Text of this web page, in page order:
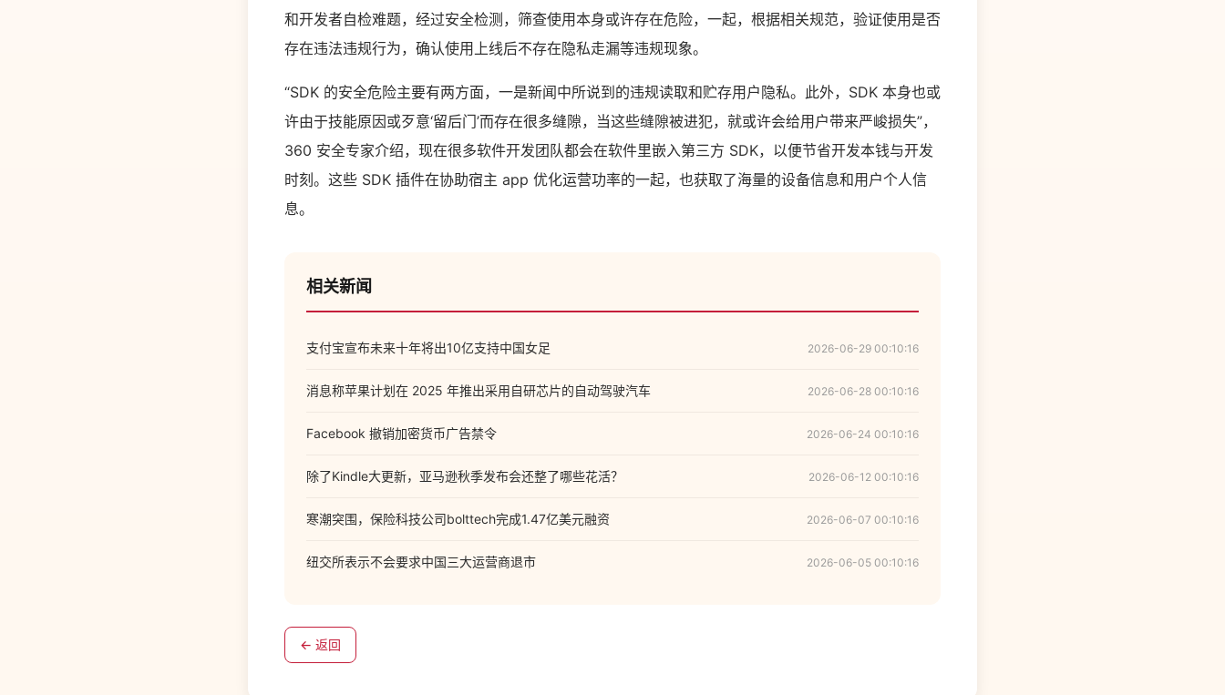
和开发者自检难题，经过安全检测，筛查使用本身或许存在危险，一起，根据相关规范，验证使用是否
存在违法违规行为，确认使用上线后不存在隐私走漏等违规现象。
“SDK 的安全危险主要有两方面，一是新闻中所说到的违规读取和贮存用户隐私。此外，SDK 本身也或
许由于技能原因或歹意‘留后门’而存在很多缝隙，当这些缝隙被进犯，就或许会给用户带来严峻损失”，
360 安全专家介绍，现在很多软件开发团队都会在软件里嵌入第三方 SDK，以便节省开发本钱与开发
时刻。这些 SDK 插件在协助宿主 app 优化运营功率的一起，也获取了海量的设备信息和用户个人信
息。
相关新闻
支付宝宣布未来十年将出10亿支持中国女足 2026-06-29 00:10:16
消息称苹果计划在 2025 年推出采用自研芯片的自动驾驶汽车 2026-06-28 00:10:16
Facebook 撤销加密货币广告禁令 2026-06-24 00:10:16
除了Kindle大更新，亚马逊秋季发布会还整了哪些花活？ 2026-06-12 00:10:16
寒潮突围，保险科技公司bolttech完成1.47亿美元融资 2026-06-07 00:10:16
纽交所表示不会要求中国三大运营商退市 2026-06-05 00:10:16
← 返回